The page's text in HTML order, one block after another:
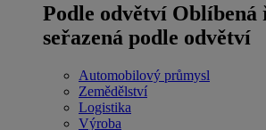
Podle odvětví Oblíbená
seřazená podle odvětví
Automobilový průmysl
Zemědělství
Logistika
Výroba